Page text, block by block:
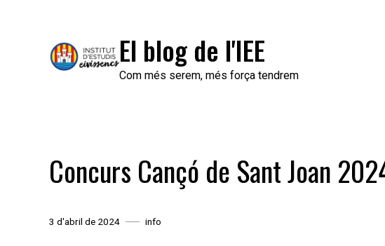
El blog de l'IEE
Com més serem, més força tendrem
Concurs Cançó de Sant Joan
3 d'abril de 2024 info